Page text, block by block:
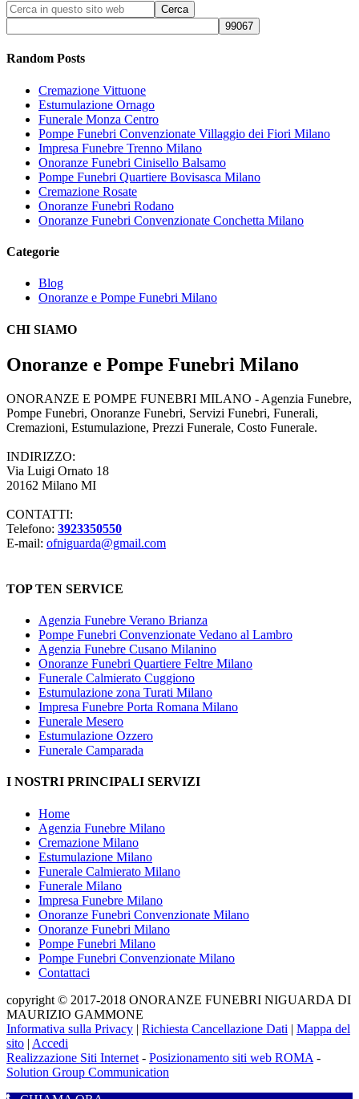
Random Posts
Cremazione Vittuone
Estumulazione Ornago
Funerale Monza Centro
Pompe Funebri Convenzionate Villaggio dei Fiori Milano
Impresa Funebre Trenno Milano
Onoranze Funebri Cinisello Balsamo
Pompe Funebri Quartiere Bovisasca Milano
Cremazione Rosate
Onoranze Funebri Rodano
Onoranze Funebri Convenzionate Conchetta Milano
Categorie
Blog
Onoranze e Pompe Funebri Milano
CHI SIAMO
Onoranze e Pompe Funebri Milano
ONORANZE E POMPE FUNEBRI MILANO - Agenzia Funebre,
Pompe Funebri, Onoranze Funebri, Servizi Funebri, Funerali,
Cremazioni, Estumulazione, Prezzi Funerale, Costo Funerale.
INDIRIZZO:
Via Luigi Ornato 18
20162 Milano MI
CONTATTI:
Telefono: 3923350550
E-mail: ofniguarda@gmail.com
TOP TEN SERVICE
Agenzia Funebre Verano Brianza
Pompe Funebri Convenzionate Vedano al Lambro
Agenzia Funebre Cusano Milanino
Onoranze Funebri Quartiere Feltre Milano
Funerale Calmierato Cuggiono
Estumulazione zona Turati Milano
Impresa Funebre Porta Romana Milano
Funerale Mesero
Estumulazione Ozzero
Funerale Camparada
I NOSTRI PRINCIPALI SERVIZI
Home
Agenzia Funebre Milano
Cremazione Milano
Estumulazione Milano
Funerale Calmierato Milano
Funerale Milano
Impresa Funebre Milano
Onoranze Funebri Convenzionate Milano
Onoranze Funebri Milano
Pompe Funebri Milano
Pompe Funebri Convenzionate Milano
Contattaci
copyright © 2017-2018 ONORANZE FUNEBRI NIGUARDA DI
MAURIZIO GAMMONE
Informativa sulla Privacy | Richiesta Cancellazione Dati | Mappa del
sito | Accedi
Realizzazione Siti Internet - Posizionamento siti web ROMA -
Solution Group Communication